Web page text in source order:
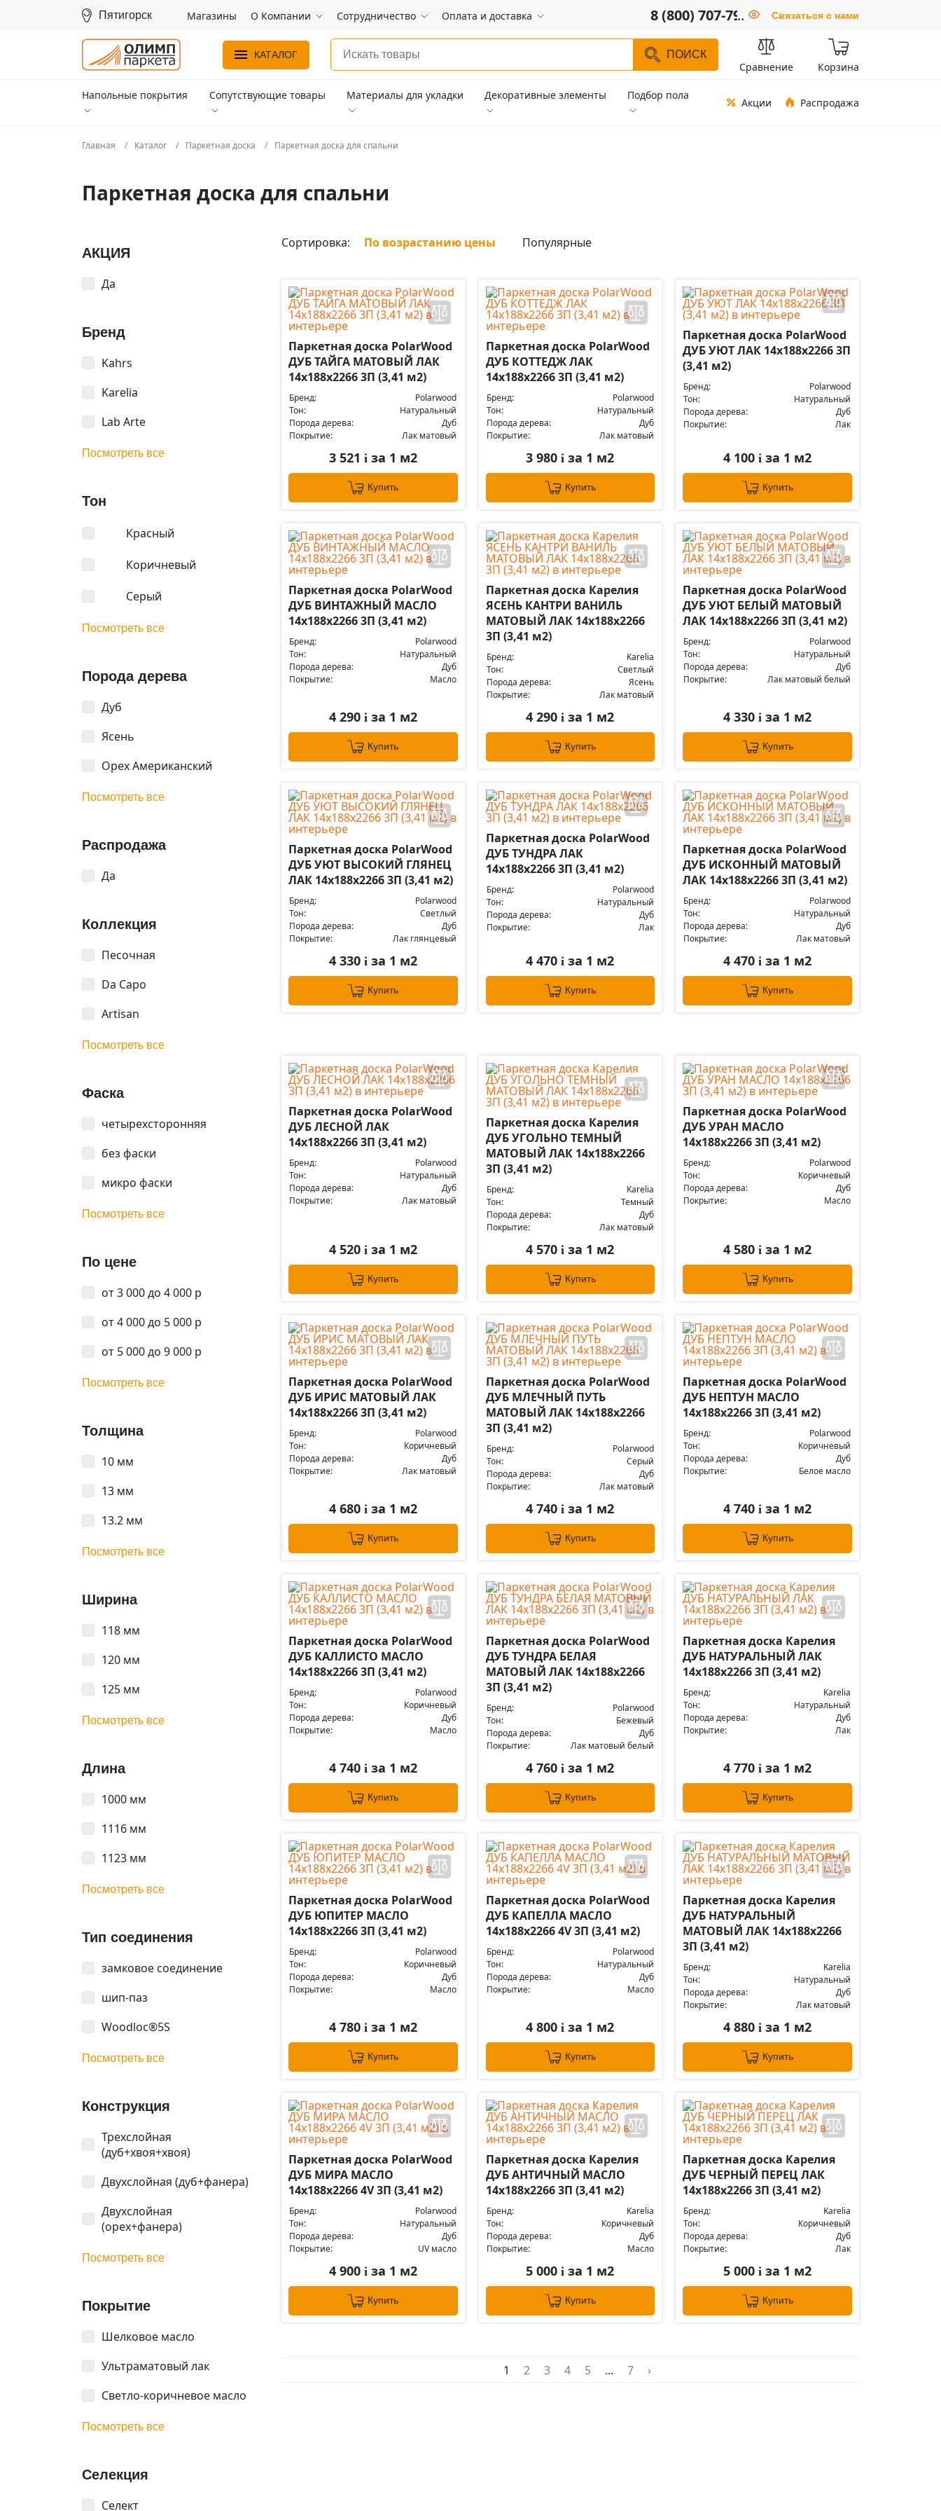
Пятигорск Магазины О Компании Сотрудничество Оплата и доставка 8 (800) 707-79-66
.. Связаться с нами
КАТАЛОГ ПОИСК
Сравнение Корзина
Напольные покрытия Сопутствующие товары Материалы для укладки Декоративные элементы Подбор пола
Акции Распродажа
Главная Каталог Паркетная доска Паркетная доска для спальни
Паркетная доска для спальни
АКЦИЯ
Да
Бренд
Kahrs
Karelia
Lab Arte
Посмотреть все
Тон
Красный
Коричневый
Серый
Посмотреть все
Порода дерева
Дуб
Ясень
Орех Американский
Посмотреть все
Распродажа
Да
Коллекция
Песочная
Da Capo
Artisan
Посмотреть все
Фаска
четырехсторонняя
без фаски
микро фаски
Посмотреть все
По цене
от 3 000 до 4 000 р
от 4 000 до 5 000 р
от 5 000 до 9 000 р
Посмотреть все
Толщина
10 мм
13 мм
13.2 мм
Посмотреть все
Ширина
118 мм
120 мм
125 мм
Посмотреть все
Длина
1000 мм
1116 мм
1123 мм
Посмотреть все
Тип соединения
замковое соединение
шип-паз
Woodloc®5S
Посмотреть все
Конструкция
Трехслойная
(дуб+хвоя+хвоя)
Двухслойная (дуб+фанера)
Двухслойная
(орех+фанера)
Посмотреть все
Покрытие
Шелковое масло
Ультраматовый лак
Светло-коричневое масло
Посмотреть все
Селекция
Селект
Сортировка: По возрастанию цены Популярные
Паркетная доска PolarWood
ДУБ ТАЙГА МАТОВЫЙ ЛАК
14x188x2266 3П (3,41 м2)
Бренд:
Polarwood
Тон:
Натуральный
Порода дерева:
Дуб
Покрытие:
Лак матовый
3 521 iза 1 м2
Купить
Паркетная доска PolarWood
ДУБ КОТТЕДЖ ЛАК
14x188x2266 3П (3,41 м2)
Бренд:
Polarwood
Тон:
Натуральный
Порода дерева:
Дуб
Покрытие:
Лак матовый
3 980i за 1 м2
Купить
Паркетная доска PolarWood
ДУБ УЮТ ЛАК 14x188x2266 3П
(3,41 м2)
Бренд:
Polarwood
Тон:
Натуральный
Порода дерева:
Дуб
Покрытие:
Лак
4 100i за 1 м2
Купить
Паркетная доска PolarWood
ДУБ ВИНТАЖНЫЙ МАСЛО
14x188x2266 3П (3,41 м2)
Бренд:
Polarwood
Тон:
Натуральный
Порода дерева:
Дуб
Покрытие:
Масло
4 290 iза 1 м2
Купить
Паркетная доска Карелия
ЯСЕНЬ КАНТРИ ВАНИЛЬ
МАТОВЫЙ ЛАК 14x188x2266
3П (3,41 м2)
Бренд:
Karelia
Тон:
Светлый
Порода дерева:
Ясень
Покрытие:
Лак матовый
4 290i за 1 м2
Купить
Паркетная доска PolarWood
ДУБ УЮТ БЕЛЫЙ МАТОВЫЙ
ЛАК 14x188x2266 3П (3,41 м2)
Бренд:
Polarwood
Тон:
Натуральный
Порода дерева:
Дуб
Покрытие:
Лак матовый белый
4 330i за 1 м2
Купить
Паркетная доска PolarWood
ДУБ УЮТ ВЫСОКИЙ ГЛЯНЕЦ
ЛАК 14x188x2266 3П (3,41 м2)
Бренд:
Polarwood
Тон:
Светлый
Порода дерева:
Дуб
Покрытие:
Лак глянцевый
4 330 iза 1 м2
Купить
Паркетная доска PolarWood
ДУБ ТУНДРА ЛАК
14x188x2266 3П (3,41 м2)
Бренд:
Polarwood
Тон:
Натуральный
Порода дерева:
Дуб
Покрытие:
Лак
4 470i за 1 м2
Купить
Паркетная доска PolarWood
ДУБ ИСКОННЫЙ МАТОВЫЙ
ЛАК 14x188x2266 3П (3,41 м2)
Бренд:
Polarwood
Тон:
Натуральный
Порода дерева:
Дуб
Покрытие:
Лак матовый
4 470i за 1 м2
Купить
Паркетная доска PolarWood
ДУБ ЛЕСНОЙ ЛАК
14x188x2266 3П (3,41 м2)
Бренд:
Polarwood
Тон:
Натуральный
Порода дерева:
Дуб
Покрытие:
Лак матовый
4 520 iза 1 м2
Купить
Паркетная доска Карелия
ДУБ УГОЛЬНО ТЕМНЫЙ
МАТОВЫЙ ЛАК 14x188x2266
3П (3,41 м2)
Бренд:
Karelia
Тон:
Темный
Порода дерева:
Дуб
Покрытие:
Лак матовый
4 570i за 1 м2
Купить
Паркетная доска PolarWood
ДУБ УРАН МАСЛО
14x188x2266 3П (3,41 м2)
Бренд:
Polarwood
Тон:
Коричневый
Порода дерева:
Дуб
Покрытие:
Масло
4 580i за 1 м2
Купить
Паркетная доска PolarWood
ДУБ ИРИС МАТОВЫЙ ЛАК
14x188x2266 3П (3,41 м2)
Бренд:
Polarwood
Тон:
Коричневый
Порода дерева:
Дуб
Покрытие:
Лак матовый
4 680 iза 1 м2
Купить
Паркетная доска PolarWood
ДУБ МЛЕЧНЫЙ ПУТЬ
МАТОВЫЙ ЛАК 14x188x2266
3П (3,41 м2)
Бренд:
Polarwood
Тон:
Серый
Порода дерева:
Дуб
Покрытие:
Лак матовый
4 740i за 1 м2
Купить
Паркетная доска PolarWood
ДУБ НЕПТУН МАСЛО
14x188x2266 3П (3,41 м2)
Бренд:
Polarwood
Тон:
Коричневый
Порода дерева:
Дуб
Покрытие:
Белое масло
4 740i за 1 м2
Купить
Паркетная доска PolarWood
ДУБ КАЛЛИСТО МАСЛО
14x188x2266 3П (3,41 м2)
Бренд:
Polarwood
Тон:
Коричневый
Порода дерева:
Дуб
Покрытие:
Масло
4 740 iза 1 м2
Купить
Паркетная доска PolarWood
ДУБ ТУНДРА БЕЛАЯ
МАТОВЫЙ ЛАК 14x188x2266
3П (3,41 м2)
Бренд:
Polarwood
Тон:
Бежевый
Порода дерева:
Дуб
Покрытие:
Лак матовый белый
4 760i за 1 м2
Купить
Паркетная доска Карелия
ДУБ НАТУРАЛЬНЫЙ ЛАК
14x188x2266 3П (3,41 м2)
Бренд:
Karelia
Тон:
Натуральный
Порода дерева:
Дуб
Покрытие:
Лак
4 770i за 1 м2
Купить
Паркетная доска PolarWood
ДУБ ЮПИТЕР МАСЛО
14x188x2266 3П (3,41 м2)
Бренд:
Polarwood
Тон:
Коричневый
Порода дерева:
Дуб
Покрытие:
Масло
4 780 iза 1 м2
Купить
Паркетная доска PolarWood
ДУБ КАПЕЛЛА МАСЛО
14x188x2266 4V 3П (3,41 м2)
Бренд:
Polarwood
Тон:
Натуральный
Порода дерева:
Дуб
Покрытие:
Масло
4 800i за 1 м2
Купить
Паркетная доска Карелия
ДУБ НАТУРАЛЬНЫЙ
МАТОВЫЙ ЛАК 14x188x2266
3П (3,41 м2)
Бренд:
Karelia
Тон:
Натуральный
Порода дерева:
Дуб
Покрытие:
Лак матовый
4 880i за 1 м2
Купить
Паркетная доска PolarWood
ДУБ МИРА МАСЛО
14x188x2266 4V 3П (3,41 м2)
Бренд:
Polarwood
Тон:
Натуральный
Порода дерева:
Дуб
Покрытие:
UV масло
4 900 iза 1 м2
Купить
Паркетная доска Карелия
ДУБ АНТИЧНЫЙ МАСЛО
14x188x2266 3П (3,41 м2)
Бренд:
Karelia
Тон:
Коричневый
Порода дерева:
Дуб
Покрытие:
Масло
5 000i за 1 м2
Купить
Паркетная доска Карелия
ДУБ ЧЕРНЫЙ ПЕРЕЦ ЛАК
14x188x2266 3П (3,41 м2)
Бренд:
Karelia
Тон:
Коричневый
Порода дерева:
Дуб
Покрытие:
Лак
5 000i за 1 м2
Купить
1 2 3 4 5 ... 7 ›